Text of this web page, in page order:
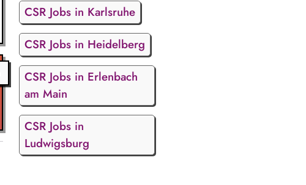
CSR Jobs in Karlsruhe
CSR Jobs in Heidelberg
CSR Jobs in Erlenbach
am Main
CSR Jobs in
Ludwigsburg